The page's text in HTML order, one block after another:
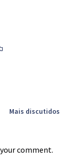
Mais discutidos
comment.